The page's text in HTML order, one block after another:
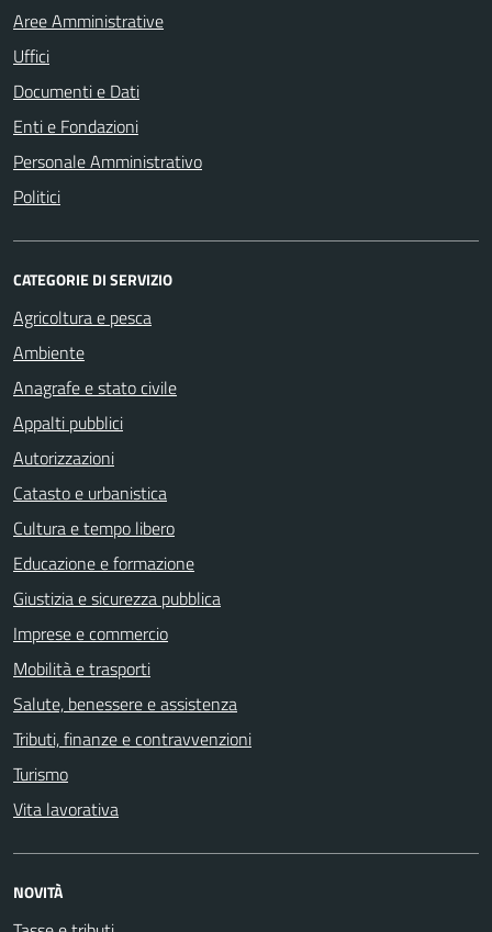
Aree Amministrative
Uffici
Documenti e Dati
Enti e Fondazioni
Personale Amministrativo
Politici
CATEGORIE DI SERVIZIO
Agricoltura e pesca
Ambiente
Anagrafe e stato civile
Appalti pubblici
Autorizzazioni
Catasto e urbanistica
Cultura e tempo libero
Educazione e formazione
Giustizia e sicurezza pubblica
Imprese e commercio
Mobilità e trasporti
Salute, benessere e assistenza
Tributi, finanze e contravvenzioni
Turismo
Vita lavorativa
NOVITÀ